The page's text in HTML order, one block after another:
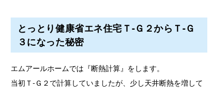
とっとり健康省エネ住宅Ｔ-Ｇ２からＴ-Ｇ
３になった秘密
エムアールホームでは『断熱計算』をします。
当初Ｔ-Ｇ２で計算していましたが、少し天井断熱を増して